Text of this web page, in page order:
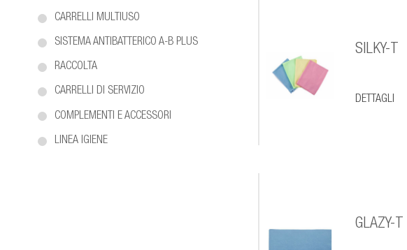
CARRELLI MULTIUSO
SISTEMA ANTIBATTERICO A-B PLUS
RACCOLTA
CARRELLI DI SERVIZIO
COMPLEMENTI E ACCESSORI
LINEA IGIENE
SILKY-T
DETTAGLI
GLAZY-T